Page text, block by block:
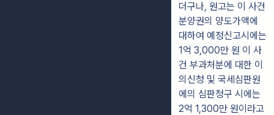
더구나, 원고는 이 사건
분양권의 양도가액에
대하여 예정신고시에는
1억 3,000만 원 이 사
건 부과처분에 대한 이
의신청 및 국세심판원
에의 심판청구 시에는
2억 1,300만 원이라고